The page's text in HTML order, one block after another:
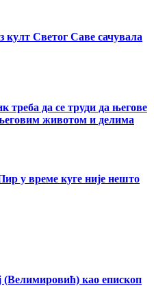
култ Светог Саве сачувала
да се труди да његове
животом и делима
у време куге није нешто
као епископ